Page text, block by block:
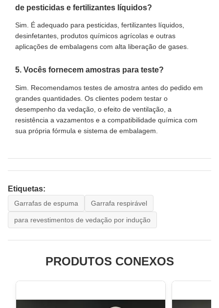
de pesticidas e fertilizantes líquidos?
Sim. É adequado para pesticidas, fertilizantes líquidos,
desinfetantes, produtos químicos agrícolas e outras
aplicações de embalagens com alta liberação de gases.
5. Vocês fornecem amostras para teste?
Sim. Recomendamos testes de amostra antes do pedido em
grandes quantidades. Os clientes podem testar o
desempenho da vedação, o efeito de ventilação, a
resistência a vazamentos e a compatibilidade química com
sua própria fórmula e sistema de embalagem.
Etiquetas:
Garrafas de espuma Garrafa respirável
para revestimentos de vedação por indução
PRODUTOS CONEXOS